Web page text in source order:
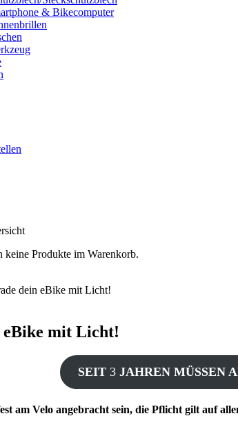
& Bikecomputer
keine Produkte im Warenkorb.
dein eBike mit Licht!
eBike mit Licht!
SEIT 3 JAHREN MÜSSEN
am Velo angebracht sein, die Pflicht gilt auf